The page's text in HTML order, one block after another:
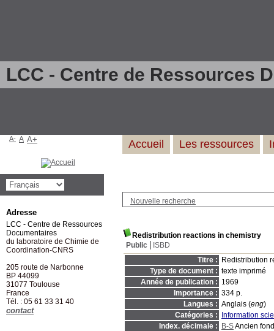
LCC - Centre de Ressources
Nouvelle recherche
Redistribution reactions in chemistry
Public
ISBD
Titre :
Redistribution
Type de document : texte imprimé
Année de publication : 1969
Importance : 334 p.
Langues : Anglais (eng)
Catégories :
Information
Index. décimale :
B-SAncien
Accueil Les ressources
A- A A+
Adresse
LCC - Centre de Ressources
Documentaires
du laboratoire de Chimie de
Coordination-CNRS
205 route de Narbonne
BP 44099
31077 Toulouse
France
Tél. : 05 61 33 31 40
contact